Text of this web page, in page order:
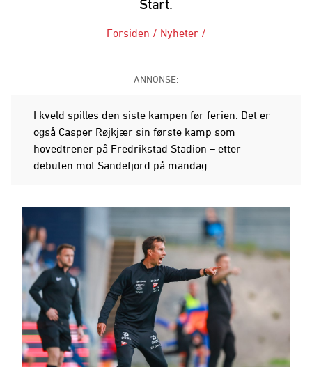
Start.
Forsiden / Nyheter /
ANNONSE:
I kveld spilles den siste kampen før ferien. Det er
også Casper Røjkjær sin første kamp som
hovedtrener på Fredrikstad Stadion – etter
debuten mot Sandefjord på mandag.